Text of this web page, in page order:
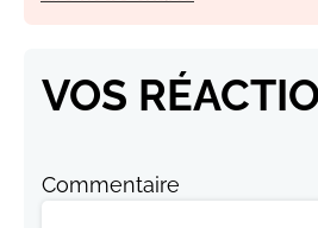
VOS
Commentaire